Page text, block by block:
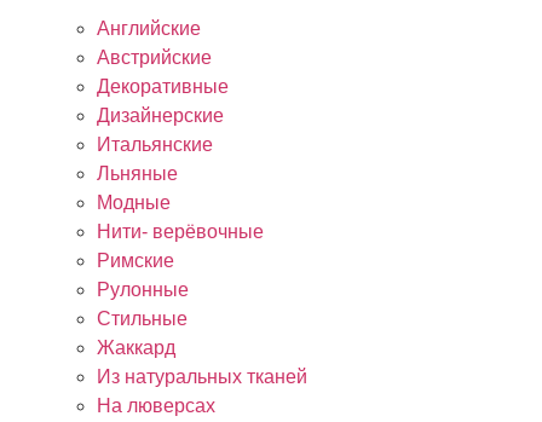
Английские
Австрийские
Декоративные
Дизайнерские
Итальянские
Льняные
Модные
Нити- верёвочные
Римские
Рулонные
Стильные
Жаккард
Из натуральных тканей
На люверсах